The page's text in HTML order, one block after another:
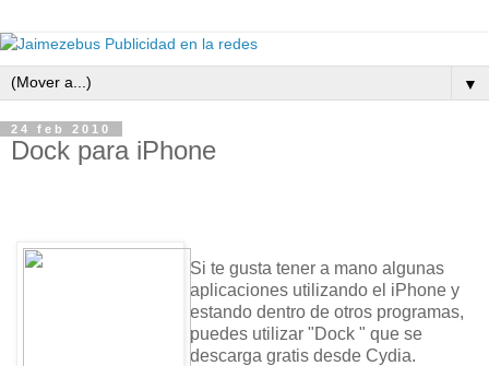
▼
24 feb 2010
Dock para iPhone
Si te gusta tener a mano algunas
aplicaciones utilizando el iPhone y
estando dentro de otros programas,
puedes utilizar "Dock " que se
descarga gratis desde Cydia.